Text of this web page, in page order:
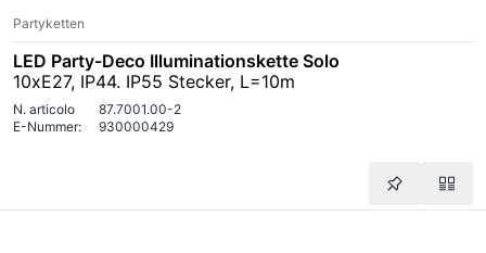
Partyketten
LED Party-Deco Illuminationskette Solo
10xE27, IP44. IP55 Stecker, L=10m
N. articolo
87.7001.00-2
E-Nummer:
930000429